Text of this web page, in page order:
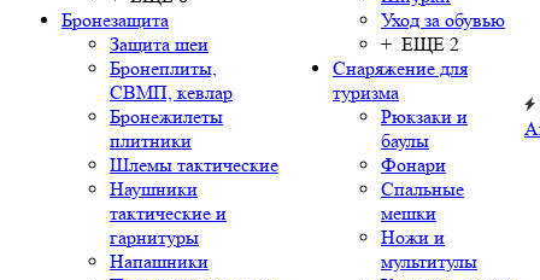
Бронезащита
Защита шеи
Бронеплиты,
СВМП, кевлар
Бронежилеты
плитники
Шлемы тактические
Наушники
тактические и
гарнитуры
Напашники
Уход за обувью
+ ЕЩЕ 2
Снаряжение для
туризма
Рюкзаки и
баулы
Фонари
Спальные
мешки
Ножи и
мультитулы